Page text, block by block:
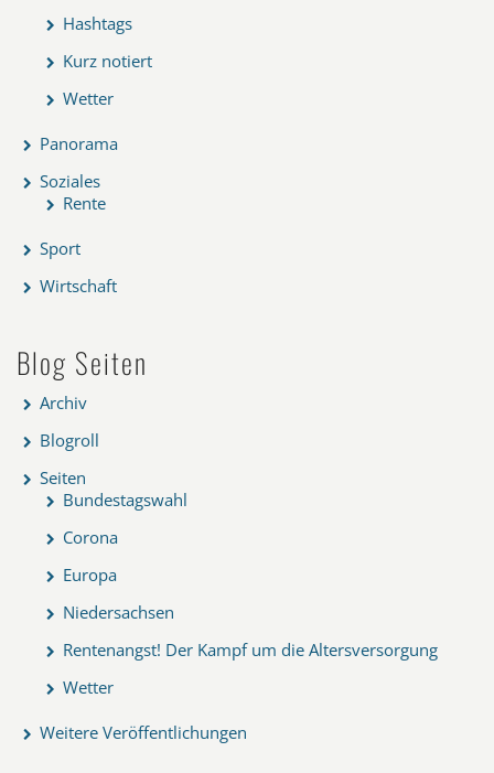
Hashtags
Kurz notiert
Wetter
Panorama
Soziales
Rente
Sport
Wirtschaft
Blog Seiten
Archiv
Blogroll
Seiten
Bundestagswahl
Corona
Europa
Niedersachsen
Rentenangst! Der Kampf um die Altersversorgung
Wetter
Weitere Veröffentlichungen